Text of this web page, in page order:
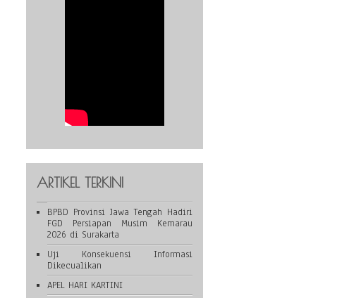
ARTIKEL TERKINI
BPBD Provinsi Jawa Tengah Hadiri
FGD Persiapan Musim Kemarau
2026 di Surakarta
Uji Konsekuensi Informasi
Dikecualikan
APEL HARI KARTINI